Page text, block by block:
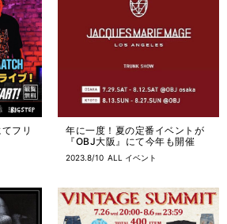
フリ
年に一度！夏の定番イベントが
『OBJ大阪』にて今年も開催
2023.8/10 ALL イベント